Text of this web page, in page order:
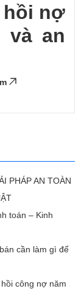
hồi nợ
và an
PHÁP AN TOÀN
toán – Kinh
cần làm gì để
công nợ năm